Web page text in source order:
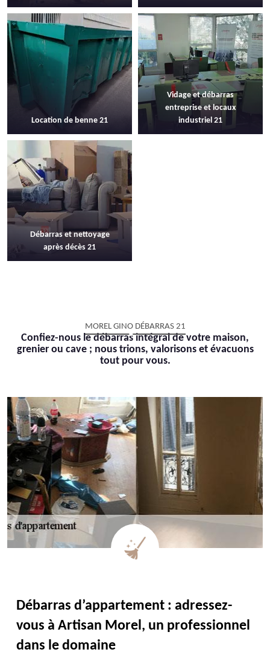
Location de benne 21
Vidage et débarras
entreprise et locaux
industriel 21
Débarras et nettoyage
après décès 21
MOREL GINO DÉBARRAS 21
Confiez-nous le débarras intégral de votre maison,
grenier ou cave ; nous trions, valorisons et évacuons
tout pour vous.
Débarras d’appartement : adressez-
vous à Artisan Morel, un professionnel
dans le domaine